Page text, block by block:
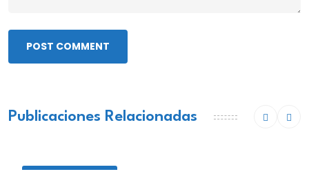
POST COMMENT
Publicaciones Relacionadas